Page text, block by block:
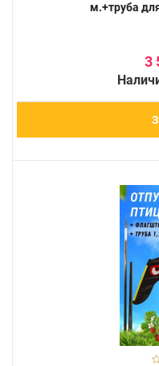
м.+труба
3